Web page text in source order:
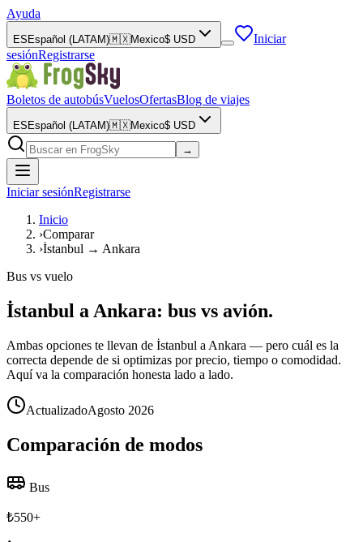
Ayuda
ES Español (LATAM)🇲🇽Mexico$ USD
Iniciar
sesiónRegistrarse
Boletos de autobúsVuelosOfertasBlog de viajes
ES Español (LATAM)🇲🇽Mexico$ USD
→
Iniciar sesiónRegistrarse
Inicio
›Comparar
›İstanbul → Ankara
Bus vs vuelo
İstanbul a Ankara: bus vs avión.
Ambas opciones te llevan de İstanbul a Ankara — pero cuál es la
correcta depende de si optimizas por precio, tiempo o comodidad.
Aquí va la comparación honesta lado a lado.
ActualizadoAgosto 2026
Comparación de modos
Bus
₺550+